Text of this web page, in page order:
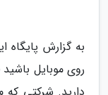
به گزارش پایگاه